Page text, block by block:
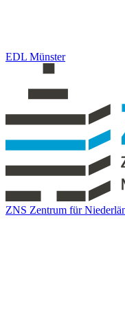
EDL Münster
ZNS Zentrum für